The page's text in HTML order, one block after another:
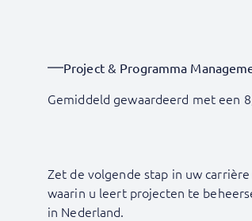
Project & Programma
Gemiddeld gewaardeerd met een
Zet de volgende stap in uw
waarin u leert projecten te
in Nederland.